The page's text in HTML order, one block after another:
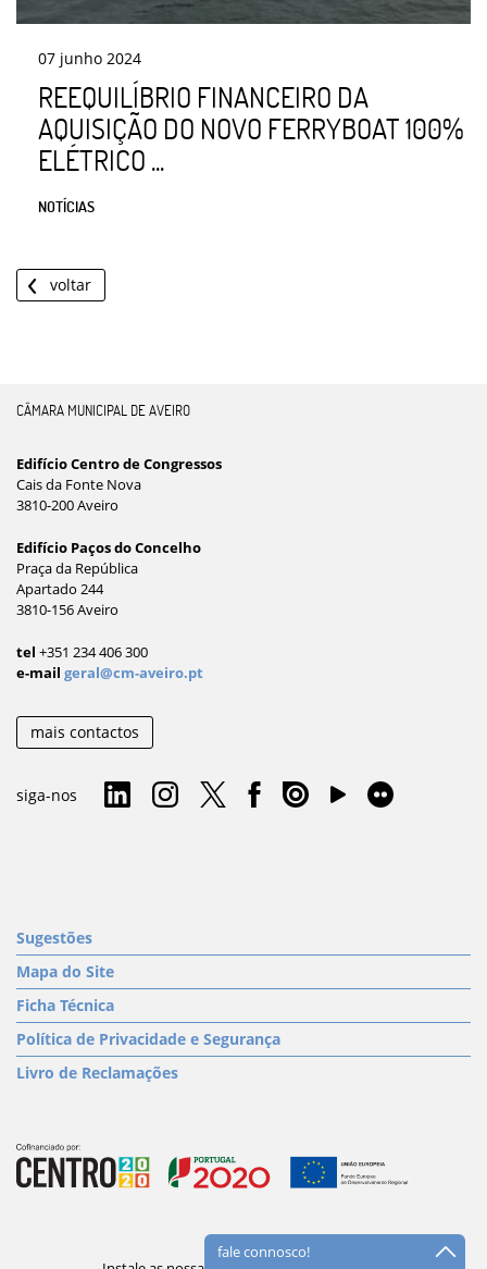
07 junho 2024
REEQUILÍBRIO FINANCEIRO DA
AQUISIÇÃO DO NOVO FERRYBOAT 100%
ELÉTRICO ...
NOTÍCIAS
voltar
CÂMARA MUNICIPAL DE AVEIRO
Edifício Centro de Congressos
Cais da Fonte Nova
3810-200 Aveiro
Edifício Paços do Concelho
Praça da República
Apartado 244
3810-156 Aveiro
tel +351 234 406 300
e-mail geral@cm-aveiro.pt
mais contactos
siga-nos
Sugestões
Mapa do Site
Ficha Técnica
Política de Privacidade e Segurança
Livro de Reclamações
fale connosco!